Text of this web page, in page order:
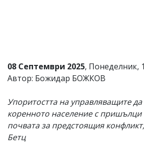
отговорност
за
тях!
откриете
обиден
за
вас
коментар,
08 Септември 2025, Понеделник,
Автор: Божидар БОЖКОВ
Упоритостта на управляващите
коренното население с пришълци
почвата за предстоящия
Бетц